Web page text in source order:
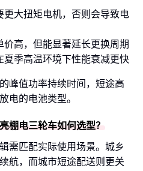
更大扭矩电机，否则会导致电
高，但能显著延长更换周期
夏季高温环境下性能衰减更快
峰值功率持续时间，短途高
电的电池类型。
棚电三轮车如何选型？
需匹配实际使用场景。城乡
航，而城市短途配送则更关